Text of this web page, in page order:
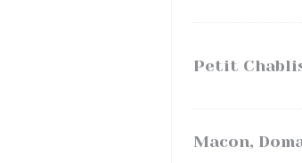
Petit
Macon,